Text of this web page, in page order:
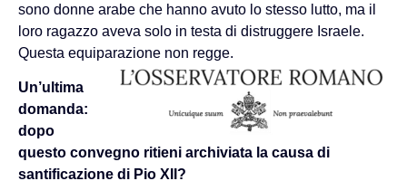
sono donne arabe che hanno avuto lo stesso lutto, ma il
loro ragazzo aveva solo in testa di distruggere Israele.
Questa equiparazione non regge.
Un’ultima
domanda:
dopo
questo convegno ritieni archiviata la causa di
santificazione di Pio XII?